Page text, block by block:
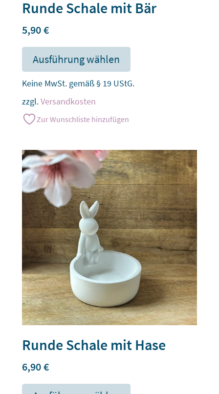
Runde Schale mit Bär
5,90€
Ausführung wählen
Keine MwSt. gemäß § 19 UStG.
zzgl.Versandkosten
Zur Wunschliste hinzufügen
Runde Schale mit Hase
6,90€